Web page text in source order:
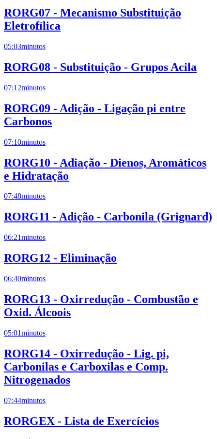
RORG07 - Mecanismo Substituição
Eletrofílica
05:03minutos
RORG08 - Substituição - Grupos Acila
07:12minutos
RORG09 - Adição - Ligação pi entre
Carbonos
07:10minutos
RORG10 - Adiação - Dienos, Aromáticos
e Hidratação
07:48minutos
RORG11 - Adição - Carbonila (Grignard)
06:21minutos
RORG12 - Eliminação
06:40minutos
RORG13 - Oxirredução - Combustão e
Oxid. Álcoois
05:01minutos
RORG14 - Oxirredução - Lig. pi,
Carbonilas e Carboxilas e Comp.
Nitrogenados
07:44minutos
RORGEX - Lista de Exercícios